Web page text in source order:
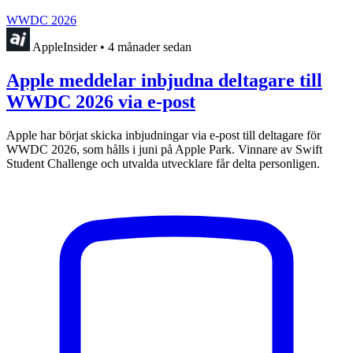
WWDC 2026
AppleInsider • 4 månader sedan
Apple meddelar inbjudna deltagare till
WWDC 2026 via e-post
Apple har börjat skicka inbjudningar via e-post till deltagare för
WWDC 2026, som hålls i juni på Apple Park. Vinnare av Swift
Student Challenge och utvalda utvecklare får delta personligen.